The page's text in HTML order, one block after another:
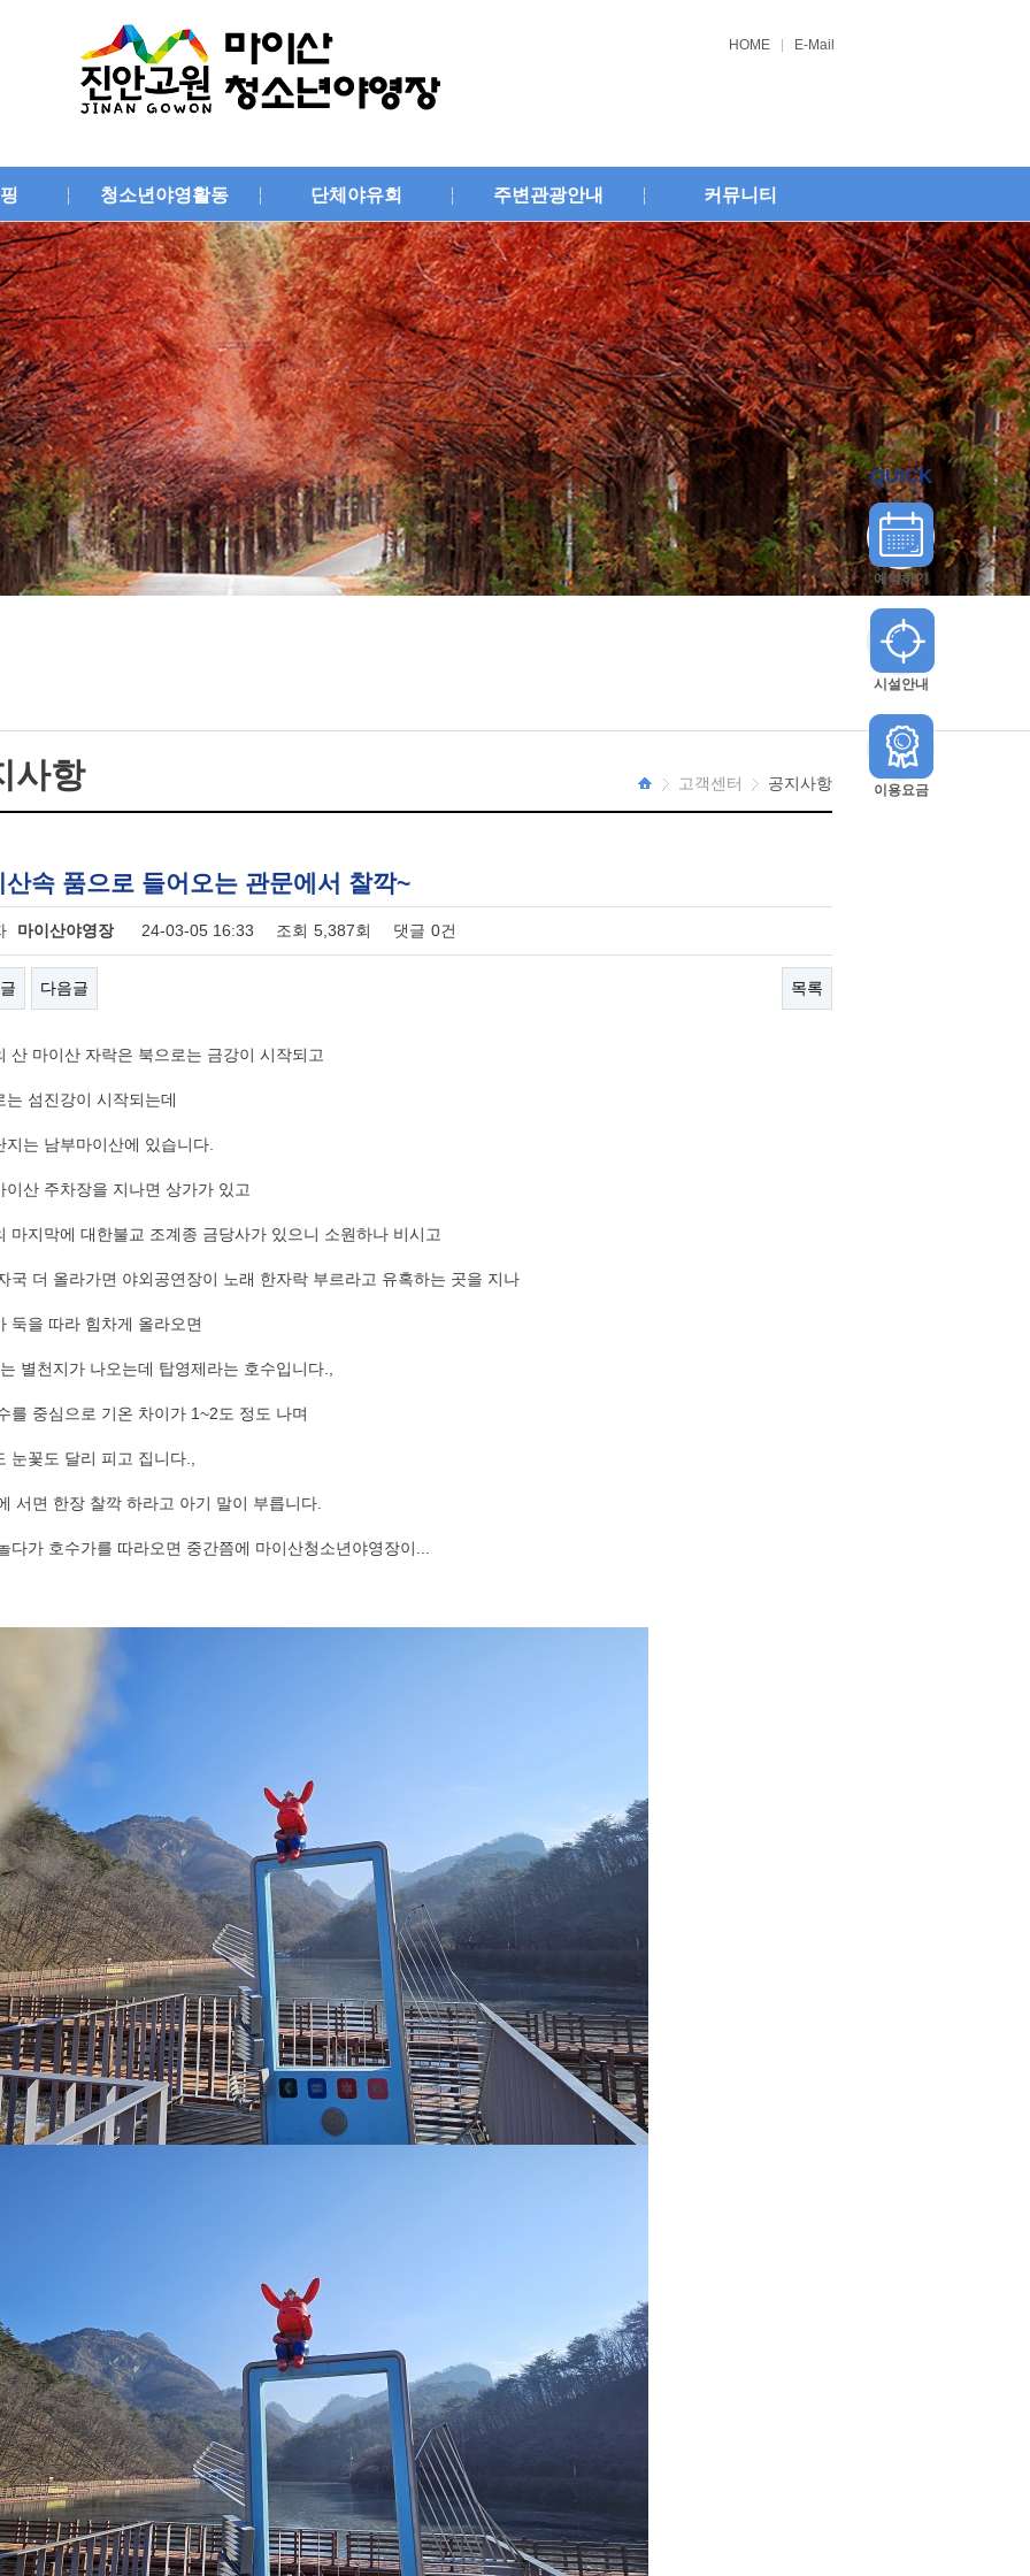
HOME E-Mail
청소년야영활동 단체야유회 주변관광안내 커뮤니티
사항 고객센터 공지사항
산속 품으로 들어오는 관문에서 찰깍~
마이산야영장 24-03-05 16:33 조회 5,387회 댓글 0건
다음글 목록
산 마이산 자락은 북으로는 금강이 시작되고
는 섬진강이 시작되는데
지는 남부마이산에 있습니다.
이산 주차장을 지나면 상가가 있고
마지막에 대한불교 조계종 금당사가 있으니 소원하나 비시고
국 더 올라가면 야외공연장이 노래 한자락 부르라고 유혹하는 곳을 지나
둑을 따라 힘차게 올라오면
별천지가 나오는데 탑영제라는 호수입니다.,
를 중심으로 기온 차이가 1~2도 정도 나며
눈꽃도 달리 피고 집니다.,
서면 한장 찰깍 하라고 아기 말이 부릅니다.
다가 호수가를 따라오면 중간쯤에 마이산청소년야영장이...
QUICK
예약하기
시설안내
이용요금